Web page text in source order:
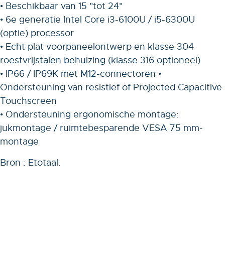
• Beschikbaar van 15 "tot 24"
• 6e generatie Intel Core i3-6100U / i5-6300U
(optie) processor
• Echt plat voorpaneelontwerp en klasse 304
roestvrijstalen behuizing (klasse 316 optioneel)
• IP66 / IP69K met M12-connectoren •
Ondersteuning van resistief of Projected Capacitive
Touchscreen
• Ondersteuning ergonomische montage:
jukmontage / ruimtebesparende VESA 75 mm-
montage
Bron : Etotaal.